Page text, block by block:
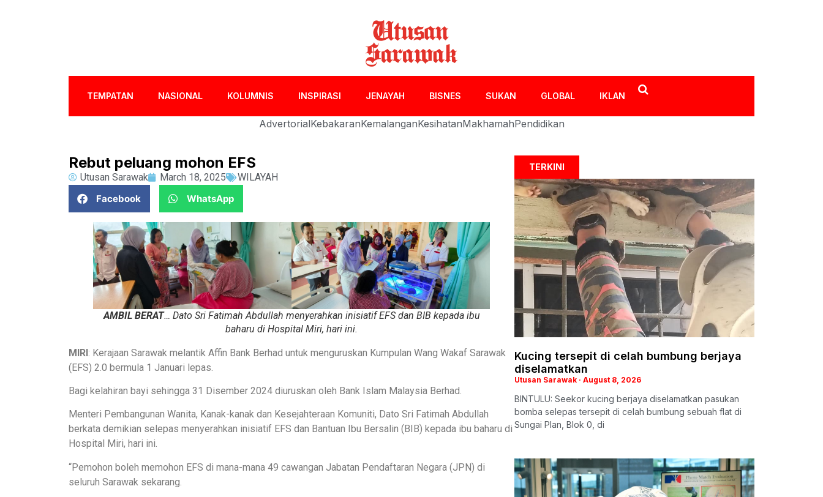
TEMPATAN NASIONAL KOLUMNIS INSPIRASI JENAYAH BISNES SUKAN GLOBAL IKLAN
AdvertorialKebakaranKemalanganKesihatanMakhamahPendidikan
Rebut peluang mohon EFS
Utusan Sarawak March 18, 2025
WILAYAH
Facebook
WhatsApp
AMBIL BERAT… Dato Sri Fatimah Abdullah menyerahkan inisiatif EFS dan BIB kepada ibu
baharu di Hospital Miri, hari ini.
MIRI: Kerajaan Sarawak melantik Affin Bank Berhad untuk menguruskan Kumpulan Wang Wakaf Sarawak
(EFS) 2.0 bermula 1 Januari lepas.
Bagi kelahiran bayi sehingga 31 Disember 2024 diuruskan oleh Bank Islam Malaysia Berhad.
Menteri Pembangunan Wanita, Kanak-kanak dan Kesejahteraan Komuniti, Dato Sri Fatimah Abdullah
berkata demikian selepas menyerahkan inisiatif EFS dan Bantuan Ibu Bersalin (BIB) kepada ibu baharu di
Hospital Miri, hari ini.
“Pemohon boleh memohon EFS di mana-mana 49 cawangan Jabatan Pendaftaran Negara (JPN) di
seluruh Sarawak sekarang.
TERKINI
Kucing tersepit di celah bumbung berjaya
diselamatkan
Utusan Sarawak August 8, 2026
BINTULU: Seekor kucing berjaya diselamatkan pasukan
bomba selepas tersepit di celah bumbung sebuah flat di
Sungai Plan, Blok 0, di